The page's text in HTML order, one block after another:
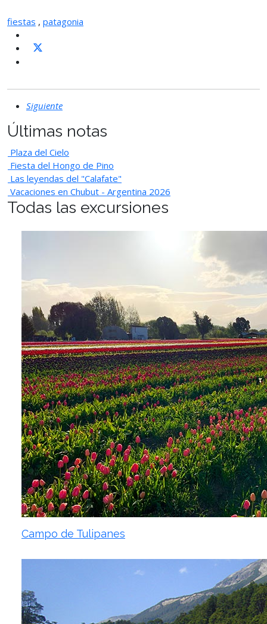
fiestas , patagonia
Siguiente
Últimas notas
Plaza del Cielo
Fiesta del Hongo de Pino
Las leyendas del "Calafate"
Vacaciones en Chubut - Argentina 2026
Todas las excursiones
Campo de Tulipanes